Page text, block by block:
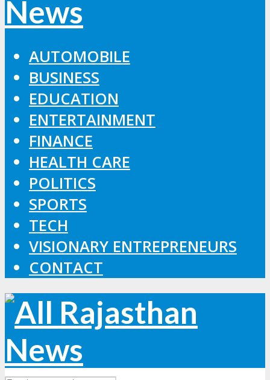
AUTOMOBILE
BUSINESS
EDUCATION
ENTERTAINMENT
FINANCE
HEALTH CARE
POLITICS
SPORTS
TECH
VISIONARY ENTREPRENEURS
CONTACT